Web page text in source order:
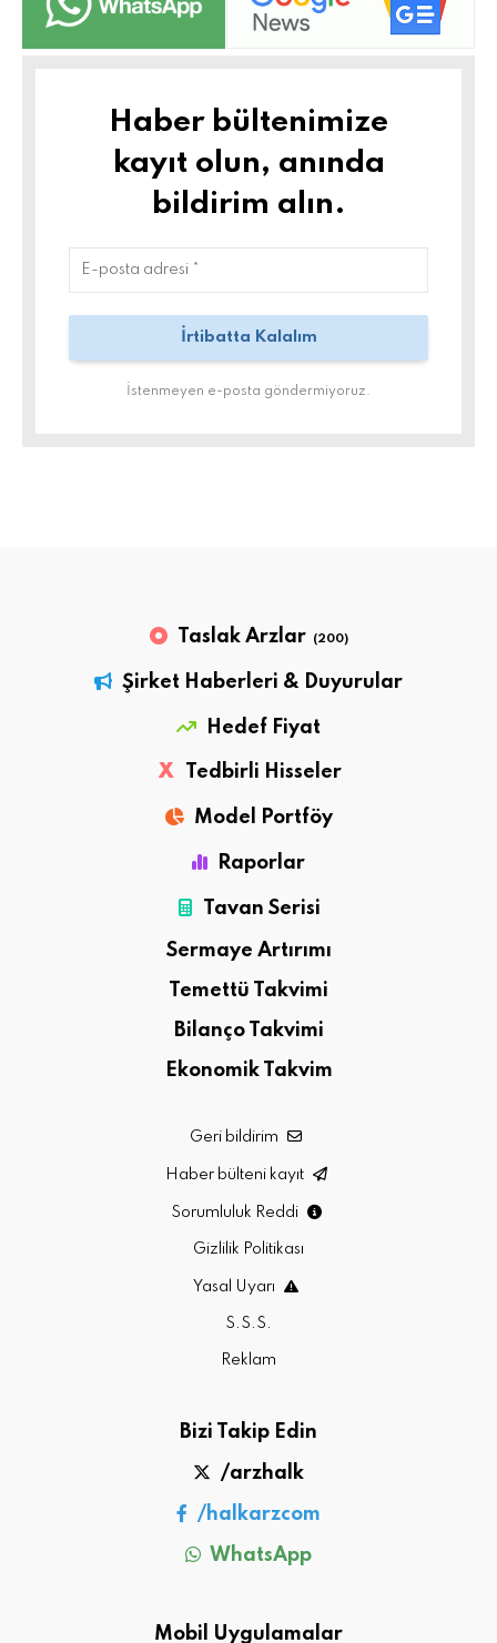
Haber bültenimize
kayıt olun, anında
bildirim alın.
İstenmeyen e-posta göndermiyoruz.
Taslak Arzlar (200)
Şirket Haberleri & Duyurular
Hedef Fiyat
X Tedbirli Hisseler
Model Portföy
Raporlar
Tavan Serisi
Sermaye Artırımı
Temettü Takvimi
Bilanço Takvimi
Ekonomik Takvim
Geri bildirim
Haber bülteni kayıt
Sorumluluk Reddi
Gizlilik Politikası
Yasal Uyarı
S.S.S.
Reklam
Bizi Takip Edin
/arzhalk
/halkarzcom
WhatsApp
Mobil Uygulamalar